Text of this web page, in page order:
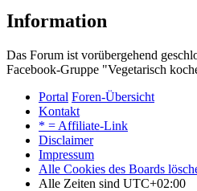
Information
Das Forum ist vorübergehend
Facebook-Gruppe "Vegetarisch
Portal Foren-Übersicht
Kontakt
* = Affiliate-Link
Disclaimer
Impressum
Alle Cookies des Boards
Alle Zeiten sind UTC+02:00